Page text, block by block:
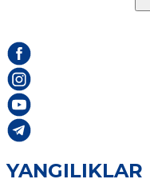
YANGILIKLAR